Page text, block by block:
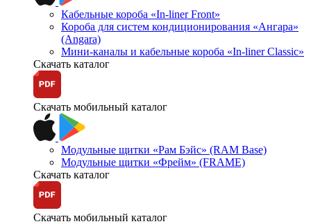
Кабельные короба «In-liner Front»
Короба для систем кондиционирования «Ангара»
(Angara)
Мини-каналы и кабельные короба «In-liner Classic»
Скачать каталог
Скачать мобильный каталог
Модульные щитки «Рам Бэйс» (RAM Base)
Модульные щитки «Фрейм» (FRAME)
Скачать каталог
Скачать мобильный каталог